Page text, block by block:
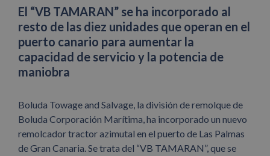
El “VB TAMARAN” se ha incorporado al
resto de las diez unidades que operan en el
puerto canario para aumentar la
capacidad de servicio y la potencia de
maniobra
Boluda Towage and Salvage, la división de remolque de
Boluda Corporación Marítima, ha incorporado un nuevo
remolcador tractor azimutal en el puerto de Las Palmas
de Gran Canaria. Se trata del “VB TAMARAN”, que se